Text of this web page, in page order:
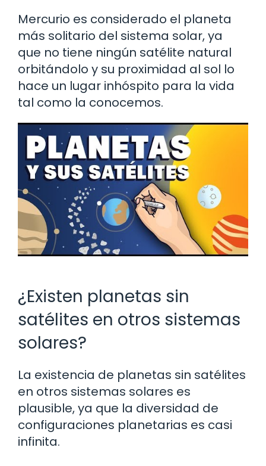
Mercurio es considerado el planeta
más solitario del sistema solar, ya
que no tiene ningún satélite natural
orbitándolo y su proximidad al sol lo
hace un lugar inhóspito para la vida
tal como la conocemos.
¿Existen planetas sin
satélites en otros sistemas
solares?
La existencia de planetas sin satélites
en otros sistemas solares es
plausible, ya que la diversidad de
configuraciones planetarias es casi
infinita.